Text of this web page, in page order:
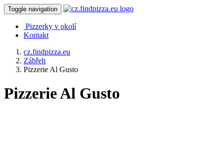
Toggle navigation
Pizzerky v okolí
Kontakt
cz.findpizza.eu
Zábřeh
Pizzerie Al Gusto
Pizzerie Al Gusto